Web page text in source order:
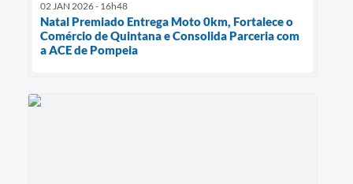
02 JAN 2026 - 16h48
Natal Premiado Entrega Moto 0km, Fortalece o
Comércio de Quintana e Consolida Parceria com
a ACE de Pompeia